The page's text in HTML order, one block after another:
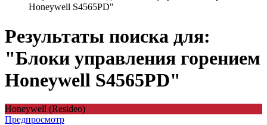
Honeywell S4565PD"
Результаты поиска для:
"Блоки управления горением
Honeywell S4565PD"
Honeywell (Resideo)
Предпросмотр